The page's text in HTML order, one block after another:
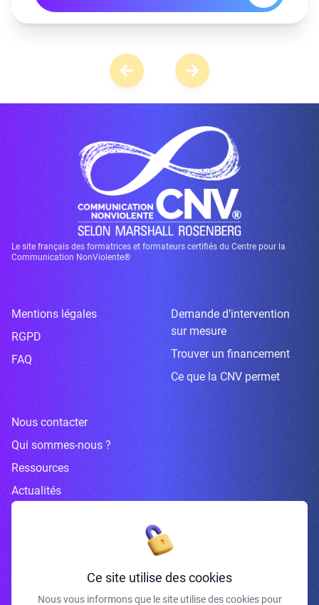
Le site français des formatrices et formateurs certifiés du Centre pour la
Communication NonViolente®
Mentions légales
RGPD
FAQ
Demande d’intervention
sur mesure
Trouver un financement
Ce que la CNV permet
Nous contacter
Qui sommes-nous ?
Ressources
Actualités
Inscrivez-vous à la newsletter
Ce site utilise des cookies
Nous vous informons que le site utilise des cookies pour